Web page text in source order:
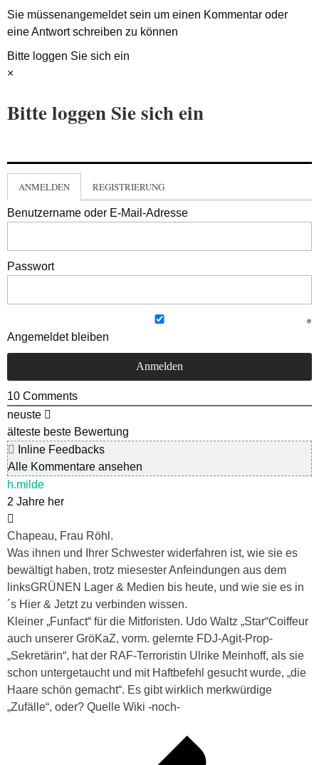
Sie müssenangemeldetsein um einen Kommentar oder
eine Antwort schreiben zu können
Bitte loggen Sie sich ein
×
Bitte loggen Sie sich ein
ANMELDEN REGISTRIERUNG
Benutzername oder E-Mail-Adresse
Passwort
Angemeldet bleiben
10 Comments
neuste
älteste beste Bewertung
Inline Feedbacks
Alle Kommentare ansehen
h.milde
2 Jahre her
Chapeau, Frau Röhl.
Was ihnen und Ihrer Schwester widerfahren ist, wie sie es
bewältigt haben, trotz miesester Anfeindungen aus dem
linksGRÜNEN Lager & Medien bis heute, und wie sie es in
´s Hier & Jetzt zu verbinden wissen.
Kleiner „Funfact“ für die Mitforisten. Udo Waltz „Star“Coiffeur
auch unserer GröKaZ, vorm. gelernte FDJ-Agit-Prop-
„Sekretärin“, hat der RAF-Terroristin Ulrike Meinhoff, als sie
schon untergetaucht und mit Haftbefehl gesucht wurde, „die
Haare schön gemacht“. Es gibt wirklich merkwürdige
„Zufälle“, oder? Quelle Wiki -noch-